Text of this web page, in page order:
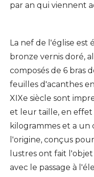
par an qui viennent
La nef de l'église est
bronze vernis doré,
composés de 6 bras
feuilles d'acanthes
XIXe siècle sont
et leur taille, en effet
kilogrammes et a un
l'origine, conçus
lustres ont fait
avec le passage à